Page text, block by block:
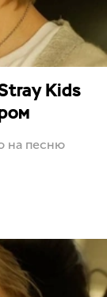
Kids
на песню